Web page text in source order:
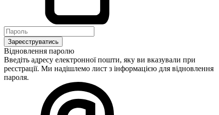
Зареєструватись
Відновлення паролю
Введіть адресу електронної пошти, яку ви вказували при
реєстрації. Ми надішлемо лист з інформацією для відновлення
пароля.